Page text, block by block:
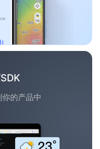
的产品中